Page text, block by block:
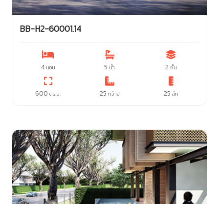
BB-H2-60001.14
4 นอน 5 น้ำ 2 ชั้น
600 ตร.ม. 25 กว้าง 25 ลึก